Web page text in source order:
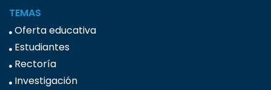
TEMAS
Oferta educativa
Estudiantes
Rectoría
Investigación